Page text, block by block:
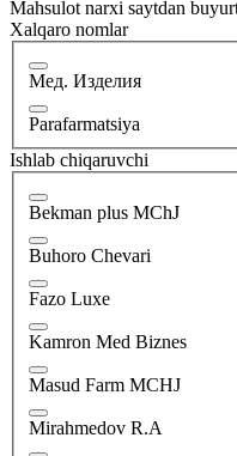
Mahsulot narxi saytdan
Xalqaro nomlar
Мед. Изделия
Parafarmatsiya
Ishlab chiqaruvchi
Bekman plus MChJ
Buhoro Chevari
Fazo Luxe
Kamron Med Biznes
Masud Farm MCHJ
Mirahmedov R.A